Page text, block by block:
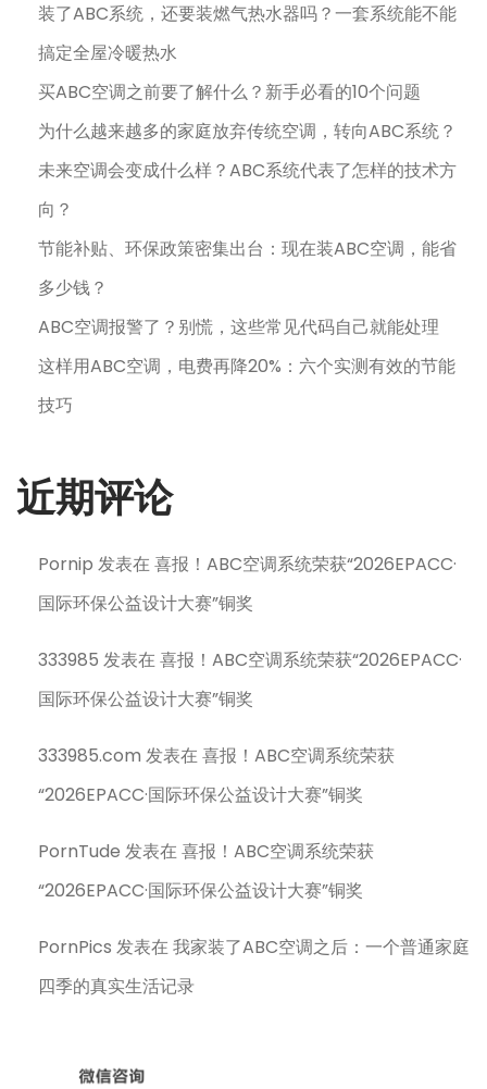
装了ABC系统，还要装燃气热水器吗？一套系统能不能
搞定全屋冷暖热水
买ABC空调之前要了解什么？新手必看的10个问题
为什么越来越多的家庭放弃传统空调，转向ABC系统？
未来空调会变成什么样？ABC系统代表了怎样的技术方
向？
节能补贴、环保政策密集出台：现在装ABC空调，能省
多少钱？
ABC空调报警了？别慌，这些常见代码自己就能处理
这样用ABC空调，电费再降20%：六个实测有效的节能
技巧
近期评论
Pornip 发表在喜报！ABC空调系统荣获“2026EPACC·
国际环保公益设计大赛”铜奖
333985 发表在喜报！ABC空调系统荣获“2026EPACC·
国际环保公益设计大赛”铜奖
333985.com 发表在喜报！ABC空调系统荣获
“2026EPACC·国际环保公益设计大赛”铜奖
PornTude 发表在喜报！ABC空调系统荣获
“2026EPACC·国际环保公益设计大赛”铜奖
PornPics 发表在我家装了ABC空调之后：一个普通家庭
四季的真实生活记录